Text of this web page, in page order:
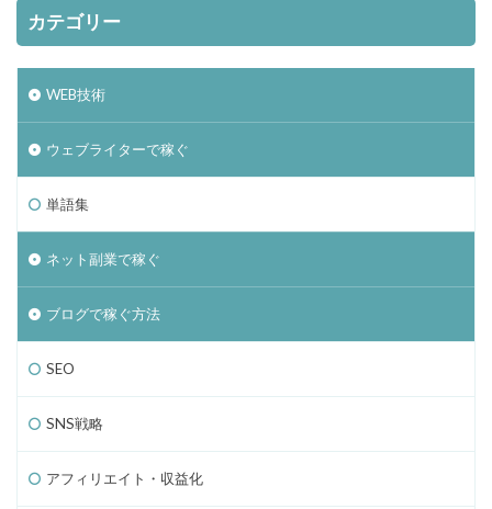
カテゴリー
WEB技術
ウェブライターで稼ぐ
単語集
ネット副業で稼ぐ
ブログで稼ぐ方法
SEO
SNS戦略
アフィリエイト・収益化